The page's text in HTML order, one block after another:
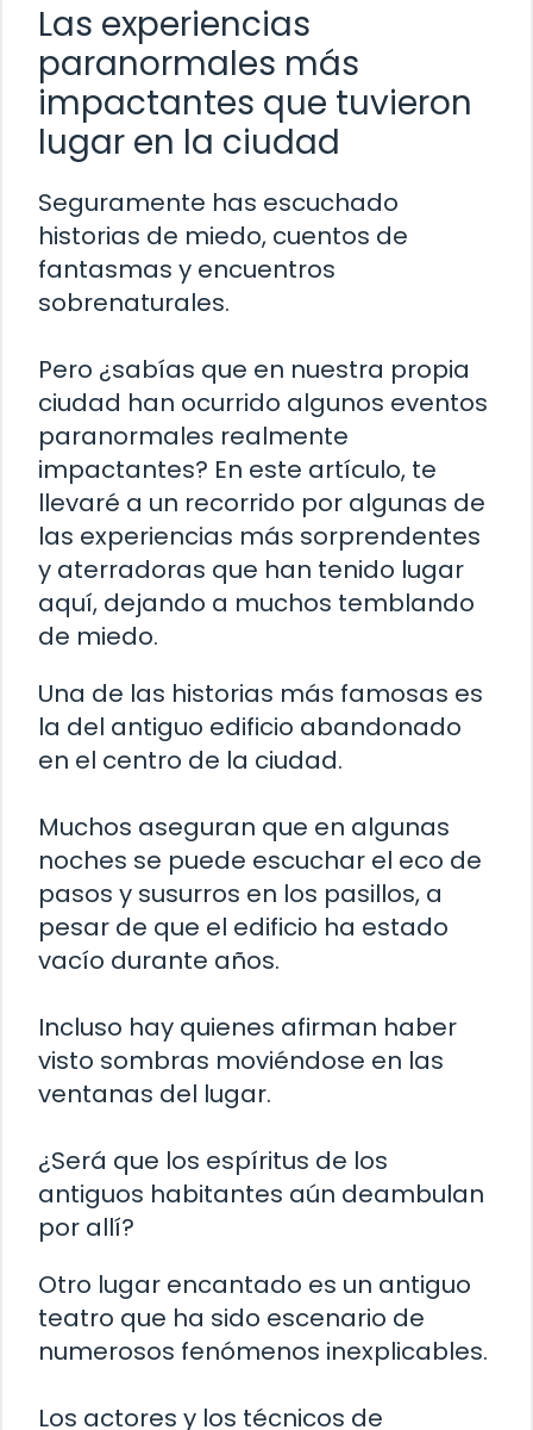
Las experiencias
paranormales más
impactantes que tuvieron
lugar en la ciudad
Seguramente has escuchado
historias de miedo, cuentos de
fantasmas y encuentros
sobrenaturales.
Pero ¿sabías que en nuestra propia
ciudad han ocurrido algunos eventos
paranormales realmente
impactantes? En este artículo, te
llevaré a un recorrido por algunas de
las experiencias más sorprendentes
y aterradoras que han tenido lugar
aquí, dejando a muchos temblando
de miedo.
Una de las historias más famosas es
la del antiguo edificio abandonado
en el centro de la ciudad.
Muchos aseguran que en algunas
noches se puede escuchar el eco de
pasos y susurros en los pasillos, a
pesar de que el edificio ha estado
vacío durante años.
Incluso hay quienes afirman haber
visto sombras moviéndose en las
ventanas del lugar.
¿Será que los espíritus de los
antiguos habitantes aún deambulan
por allí?
Otro lugar encantado es un antiguo
teatro que ha sido escenario de
numerosos fenómenos inexplicables.
Los actores y los técnicos de